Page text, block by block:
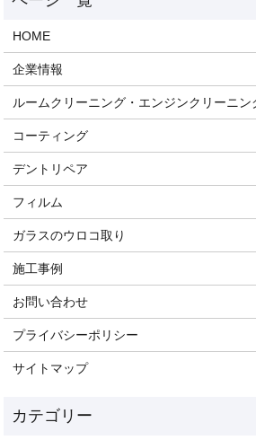
HOME
企業情報
ルームクリーニング・エンジンクリーニン
コーティング
デントリペア
フィルム
ガラスのウロコ取り
施工事例
お問い合わせ
プライバシーポリシー
サイトマップ